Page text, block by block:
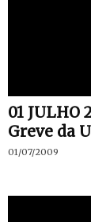
01 JULHO
Greve da
01/07/2009